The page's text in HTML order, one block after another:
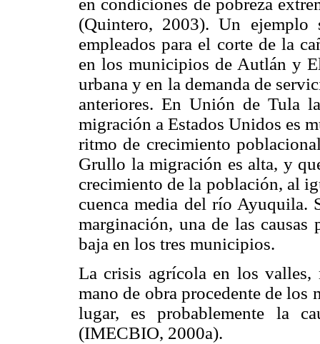
en condiciones de pobreza
(Quintero, 2003). Un ejemplo
empleados para el corte de la
en los municipios de Autlán y
urbana y en la demanda de
anteriores. En Unión de Tula
migración a Estados Unidos es
ritmo de crecimiento
Grullo la migración es alta, y
crecimiento de la población, al
cuenca media del río Ayuquila.
marginación, una de las
baja en los tres municipios.
La crisis agrícola en los valles,
mano de obra procedente de los
lugar, es probablemente la
(IMECBIO, 2000a).